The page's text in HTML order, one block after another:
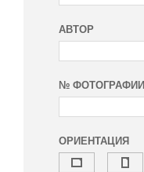
АВТОР
№ ФОТОГРАФИИ
ОРИЕНТАЦИЯ